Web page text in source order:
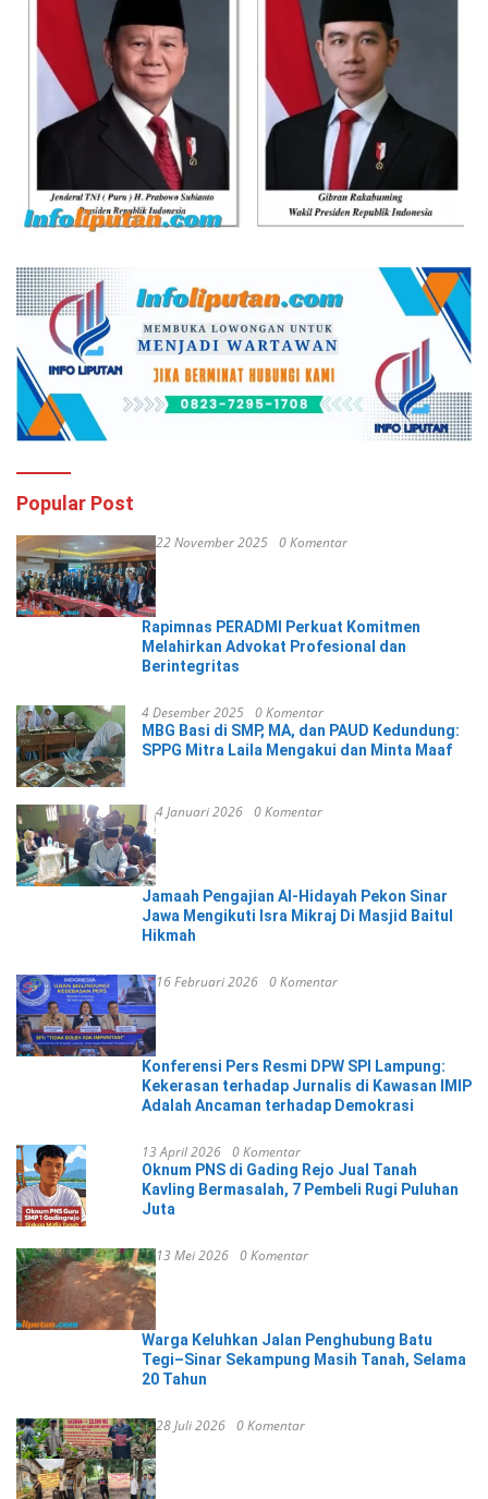
Popular Post
22 November 2025 0 Komentar
Rapimnas PERADMI Perkuat Komitmen
Melahirkan Advokat Profesional dan
Berintegritas
4 Desember 2025 0 Komentar
MBG Basi di SMP, MA, dan PAUD Kedundung:
SPPG Mitra Laila Mengakui dan Minta Maaf
4 Januari 2026 0 Komentar
Jamaah Pengajian Al-Hidayah Pekon Sinar
Jawa Mengikuti Isra Mikraj Di Masjid Baitul
Hikmah
16 Februari 2026 0 Komentar
Konferensi Pers Resmi DPW SPI Lampung:
Kekerasan terhadap Jurnalis di Kawasan IMIP
Adalah Ancaman terhadap Demokrasi
13 April 2026 0 Komentar
Oknum PNS di Gading Rejo Jual Tanah
Kavling Bermasalah, 7 Pembeli Rugi Puluhan
Juta
13 Mei 2026 0 Komentar
Warga Keluhkan Jalan Penghubung Batu
Tegi–Sinar Sekampung Masih Tanah, Selama
20 Tahun
28 Juli 2026 0 Komentar